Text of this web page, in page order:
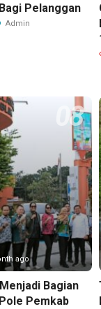
Pelanggan
Admin
ago
Bagian
Pemkab